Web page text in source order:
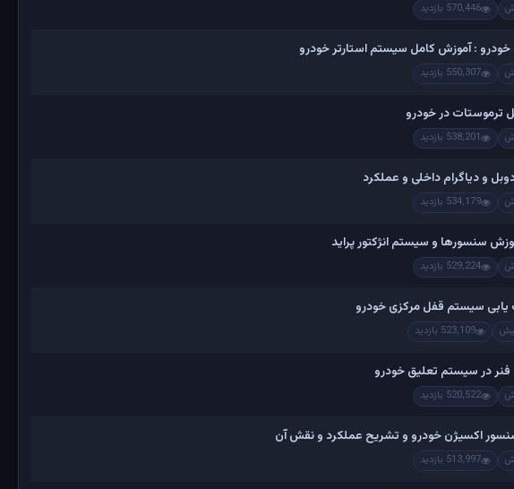
570,446 بازدید
: آموزش کامل سیستم استارتر خودرو
550,307 بازدید
ترموستات در خودرو
538,201 بازدید
و دیاگرام داخلی و عملکرد
534,179 بازدید
سنسورها و سیستم انژکتور پراید
529,224 بازدید
سیستم قفل مرکزی خودرو
523,109 بازدید
در سیستم تعلیق خودرو
520,522 بازدید
اکسیژن خودرو و تشریح عملکرد و نقش آن
513,997 بازدید